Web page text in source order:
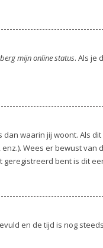
mijn online status. Als je
waarin jij woont. Als
Wees er bewust
bent is dit
en de tijd is nog